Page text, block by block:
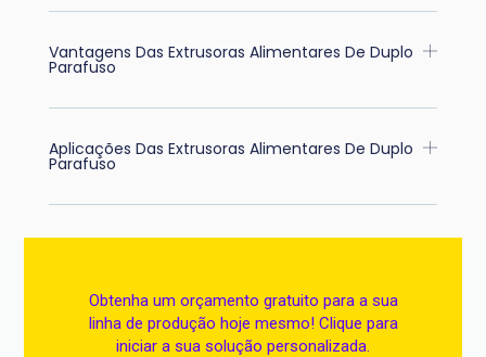
Vantagens Das Extrusoras Alimentares De Duplo
Parafuso
Aplicações Das Extrusoras Alimentares De Duplo
Parafuso
Obtenha um orçamento gratuito para a sua
linha de produção hoje mesmo! Clique para
iniciar a sua solução personalizada.